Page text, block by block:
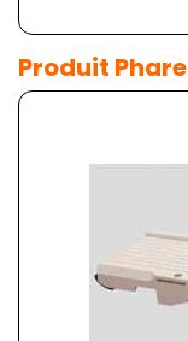
Produit Phare